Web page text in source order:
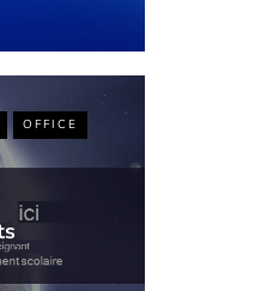
OFFICE